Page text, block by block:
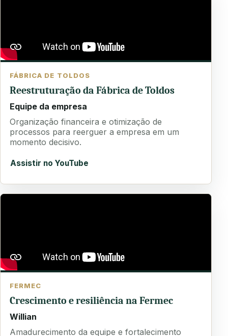
FÁBRICA DE TOLDOS
Reestruturação da Fábrica de Toldos
Equipe da empresa
Organização financeira e otimização de
processos para reerguer a empresa em um
momento decisivo.
Assistir no YouTube
FERMEC
Crescimento e resiliência na Fermec
Willian
Amadurecimento da equipe e fortalecimento